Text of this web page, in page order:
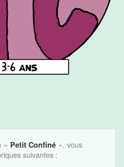
« Petit Confiné », vous
suivantes :